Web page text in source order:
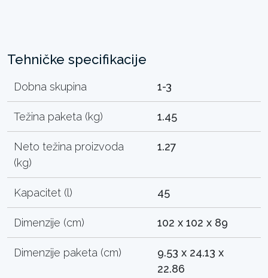
Tehničke specifikacije
Dobna skupina 1-3
Težina paketa (kg) 1.45
Neto težina proizvoda
(kg)
1.27
Kapacitet (l) 45
Dimenzije (cm) 102 x 102 x 89
Dimenzije paketa (cm)
9.53 x 24.13 x
22.86